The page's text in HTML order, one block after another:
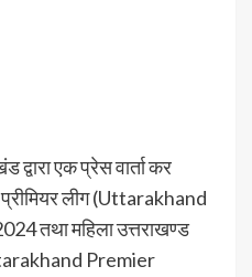
एक प्रेस वार्ता कर
प्रीमियर लीग (Uttarakhand
तथा महिला उत्तराखण्ड
Premier